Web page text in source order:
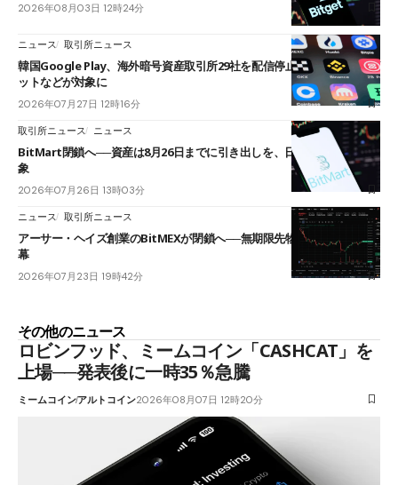
2026年08月03日 12時24分
ニュース 取引所ニュース
韓国Google Play、海外暗号資産取引所29社を配信停止──OKXやバイビ
ットなどが対象に
2026年07月27日 12時16分
取引所ニュース ニュース
BitMart閉鎖へ──資産は8月26日までに引き出しを、日本人利用者も対
象
2026年07月26日 13時03分
ニュース 取引所ニュース
アーサー・ヘイズ創業のBitMEXが閉鎖へ──無期限先物を生んだ11年に
幕
2026年07月23日 19時42分
その他のニュース
ロビンフッド、ミームコイン「CASHCAT」を
上場──発表後に一時35％急騰
ミームコインアルトコイン2026年08月07日 12時20分